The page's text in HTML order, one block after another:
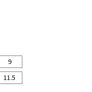
9
11.5